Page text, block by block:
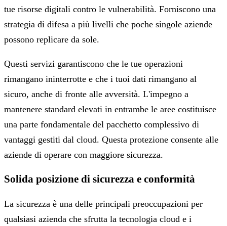
tue risorse digitali contro le vulnerabilità. Forniscono una
strategia di difesa a più livelli che poche singole aziende
possono replicare da sole.
Questi servizi garantiscono che le tue operazioni
rimangano ininterrotte e che i tuoi dati rimangano al
sicuro, anche di fronte alle avversità. L'impegno a
mantenere standard elevati in entrambe le aree costituisce
una parte fondamentale del pacchetto complessivo di
vantaggi gestiti dal cloud. Questa protezione consente alle
aziende di operare con maggiore sicurezza.
Solida posizione di sicurezza e conformità
La sicurezza è una delle principali preoccupazioni per
qualsiasi azienda che sfrutta la tecnologia cloud e i